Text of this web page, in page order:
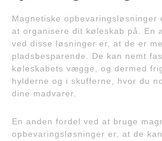
Magnetiske opbevaringsløsninger
at organisere dit køleskab på. En
ved disse løsninger er, at de er
pladsbesparende. De kan nemt
køleskabets vægge, og dermed
hylderne og i skufferne, hvor du
dine madvarer.
En anden fordel ved at bruge
opbevaringsløsninger er, at de